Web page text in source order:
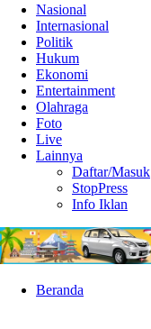
Nasional
Internasional
Politik
Hukum
Ekonomi
Entertainment
Olahraga
Foto
Live
Lainnya
Daftar/Masuk
StopPress
Info Iklan
Beranda